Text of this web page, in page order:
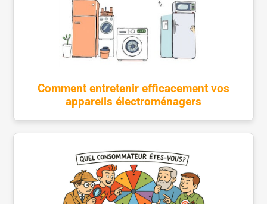
Comment entretenir efficacement vos
appareils électroménagers